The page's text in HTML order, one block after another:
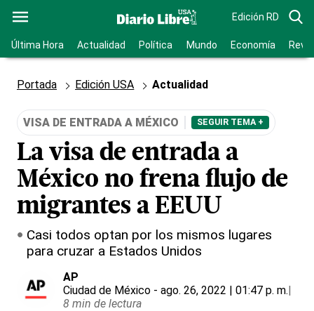
Edición RD
Última Hora Actualidad Política Mundo Economía
Portada Edición USA Actualidad
VISA DE ENTRADA A MÉXICO SEGUIR TEMA +
La visa de entrada a
México no frena flujo de
migrantes a EEUU
Casi todos optan por los mismos lugares
para cruzar a Estados Unidos
AP
Ciudad de México - ago. 26, 2022 | 01:47 p. m.|
8 min de lectura